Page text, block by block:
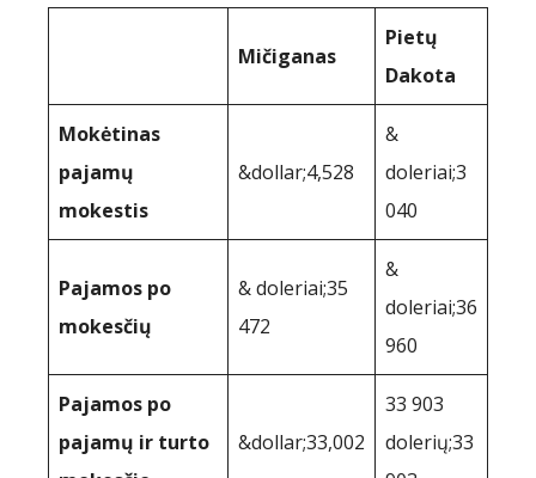
Mičiganas
Pietų
Dakota
Mokėtinas
pajamų
mokestis
&dollar;4,528
&
doleriai;3
040
Pajamos po
mokesčių
& doleriai;35
472
&
doleriai;36
960
Pajamos po
pajamų ir turto
&dollar;33,002
33 903
dolerių;33